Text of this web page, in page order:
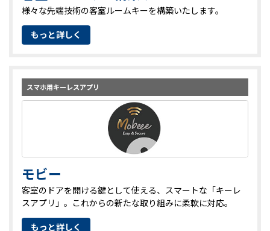
様々な先端技術の客室ルームキーを構築いたします。
もっと詳しく
スマホ用キーレスアプリ
モビー
客室のドアを開ける鍵として使える、スマートな「キーレ
スアプリ」。これからの新たな取り組みに柔軟に対応。
もっと詳しく